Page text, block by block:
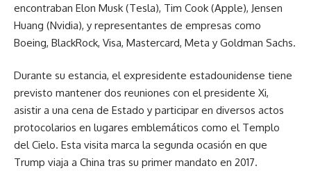
encontraban Elon Musk (Tesla), Tim Cook (Apple), Jensen
Huang (Nvidia), y representantes de empresas como
Boeing, BlackRock, Visa, Mastercard, Meta y Goldman Sachs.
Durante su estancia, el expresidente estadounidense tiene
previsto mantener dos reuniones con el presidente Xi,
asistir a una cena de Estado y participar en diversos actos
protocolarios en lugares emblemáticos como el Templo
del Cielo. Esta visita marca la segunda ocasión en que
Trump viaja a China tras su primer mandato en 2017.